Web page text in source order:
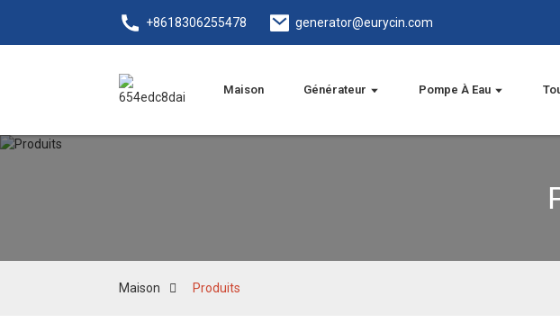
+8618306255478 generator@eurycin.com
Maison Générateur Pompe À Eau
Maison Produits